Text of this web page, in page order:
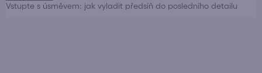
Vstupte s úsměvem: jak vyladit předsíň do posledního detailu